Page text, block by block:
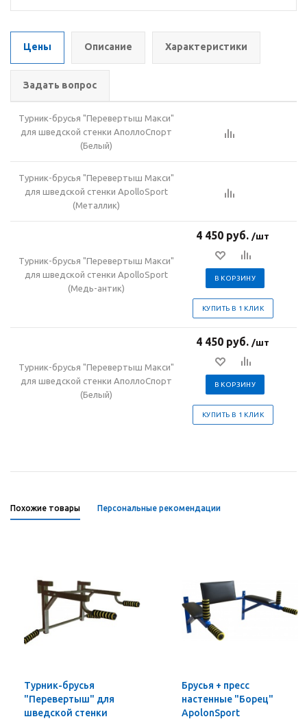
Цены Описание Характеристики
Задать вопрос
Турник-брусья "Перевертыш Макси"
для шведской стенки АполлоСпорт
(Белый)
Турник-брусья "Перевертыш Макси"
для шведской стенки ApolloSport
(Металлик)
Турник-брусья "Перевертыш Макси"
для шведской стенки ApolloSport
(Медь-антик)
4 450 руб. /шт
В КОРЗИНУ
КУПИТЬ В 1 КЛИК
Турник-брусья "Перевертыш Макси"
для шведской стенки АполлоСпорт
(Белый)
4 450 руб. /шт
В КОРЗИНУ
КУПИТЬ В 1 КЛИК
Похожие товары Персональные рекомендации
Турник-брусья
"Перевертыш" для
шведской стенки
Брусья + пресс
настенные "Борец"
ApolonSport